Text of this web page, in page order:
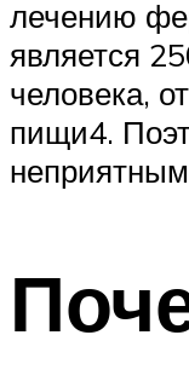
лечению
является
человека,
пищи4.